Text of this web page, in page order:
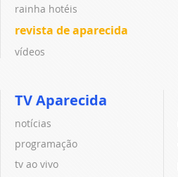
rainha hotéis
revista de aparecida
vídeos
TV Aparecida
notícias
programação
tv ao vivo